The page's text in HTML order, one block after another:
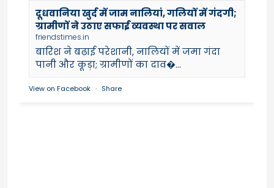
दूधवानिया खुर्द में जाम नालियां, गलियों में गंदगी;
ग्रामीणों ने उठाए सफाई व्यवस्था पर सवाल
friendstimes.in
बारिश ने बढ़ाई परेशानी, नालियों में जमा गंदा
पानी और कूड़ा; ग्रामीणों का दाव�...
View on Facebook · Share